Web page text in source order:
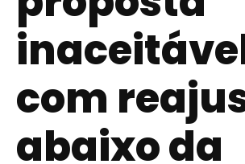
com
abaixo da